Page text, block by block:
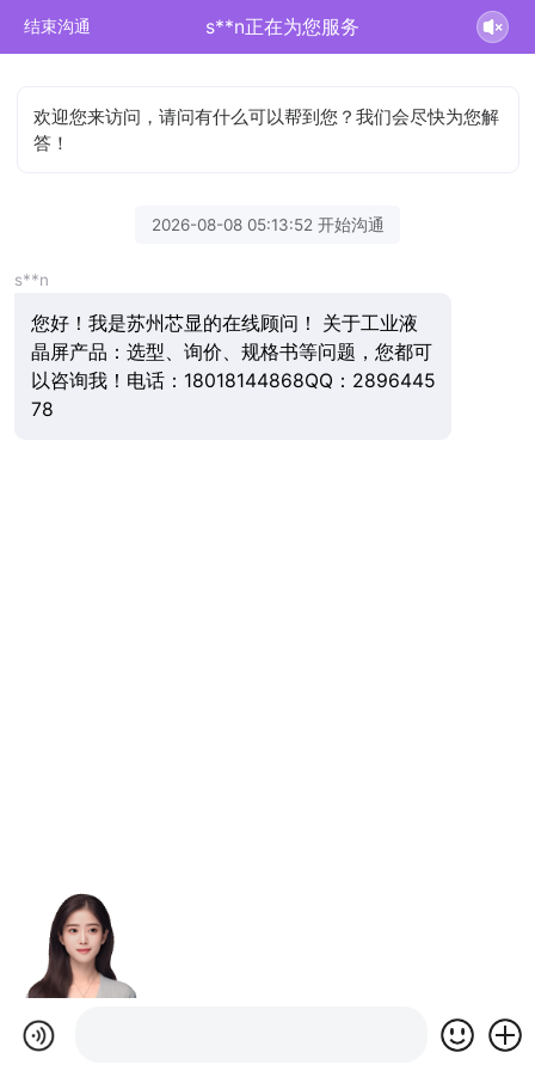
结束沟通 s**n正在为您服务
欢迎您来访问，请问有什么可以帮到您？我们会尽快为您解
答！
2026-08-08 05:13:52 开始沟通
s**n
您好！我是苏州芯显的在线顾问！ 关于工业液
晶屏产品：选型、询价、规格书等问题，您都可
以咨询我！电话：18018144868QQ：2896445
78